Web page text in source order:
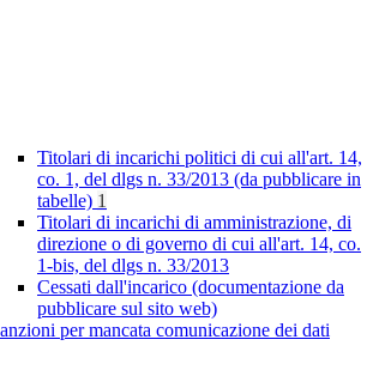
Titolari di incarichi politici di cui all'art. 14,
co. 1, del dlgs n. 33/2013 (da pubblicare in
tabelle) 1
Titolari di incarichi di amministrazione, di
direzione o di governo di cui all'art. 14, co.
1-bis, del dlgs n. 33/2013
Cessati dall'incarico (documentazione da
pubblicare sul sito web)
per mancata comunicazione dei dati